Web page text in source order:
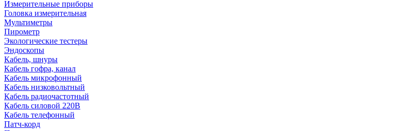
Измерительные приборы
Головка измерительная
Мультиметры
Пирометр
Экологические тестеры
Эндоскопы
Кабель, шнуры
Кабель гофра, канал
Кабель микрофонный
Кабель низковольтный
Кабель радиочастотный
Кабель силовой 220В
Кабель телефонный
Патч-корд